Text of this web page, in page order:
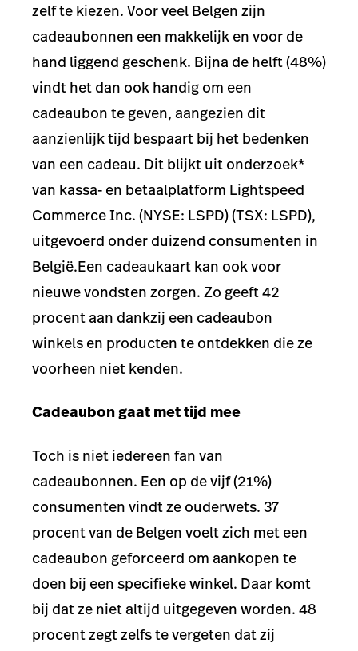
zelf te kiezen. Voor veel Belgen zijn
cadeaubonnen een makkelijk en voor de
hand liggend geschenk. Bijna de helft (48%)
vindt het dan ook handig om een
cadeaubon te geven, aangezien dit
aanzienlijk tijd bespaart bij het bedenken
van een cadeau. Dit blijkt uit onderzoek*
van kassa- en betaalplatform Lightspeed
Commerce Inc. (NYSE: LSPD) (TSX: LSPD),
uitgevoerd onder duizend consumenten in
België.Een cadeaukaart kan ook voor
nieuwe vondsten zorgen. Zo geeft 42
procent aan dankzij een cadeaubon
winkels en producten te ontdekken die ze
voorheen niet kenden.
Cadeaubon gaat met tijd mee
Toch is niet iedereen fan van
cadeaubonnen. Een op de vijf (21%)
consumenten vindt ze ouderwets. 37
procent van de Belgen voelt zich met een
cadeaubon geforceerd om aankopen te
doen bij een specifieke winkel. Daar komt
bij dat ze niet altijd uitgegeven worden. 48
procent zegt zelfs te vergeten dat zij